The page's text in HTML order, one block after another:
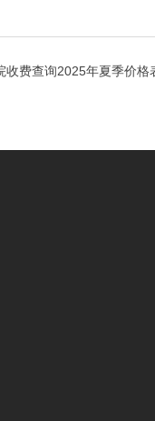
收费查询2025年夏季价格